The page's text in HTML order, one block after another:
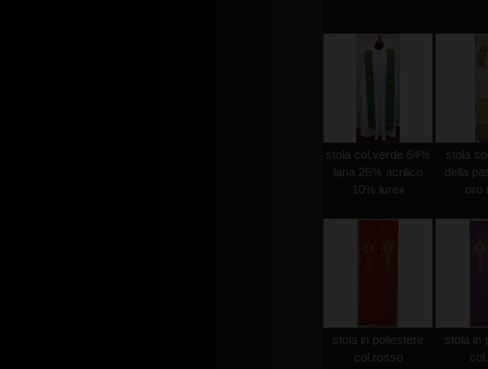
stola col.verde 64%
lana 26% acrilico
10% lurex
stola
della
oro
stola in poliestere
col.rosso
stola in